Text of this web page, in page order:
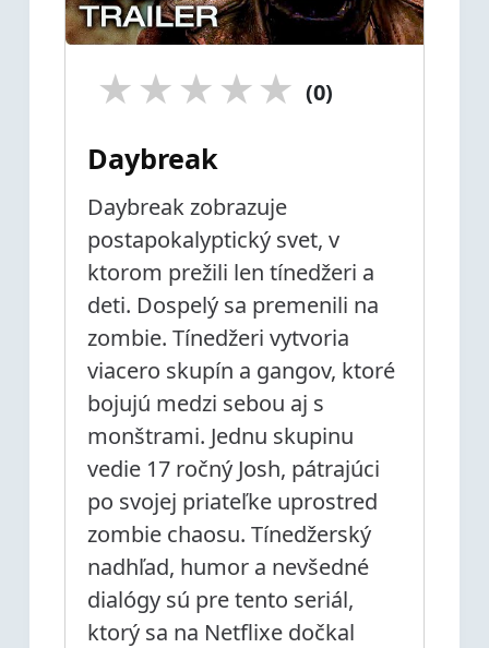
★
★
★
★
★ (0)
Daybreak
Daybreak zobrazuje
postapokalyptický svet, v
ktorom prežili len tínedžeri a
deti. Dospelý sa premenili na
zombie. Tínedžeri vytvoria
viacero skupín a gangov, ktoré
bojujú medzi sebou aj s
monštrami. Jednu skupinu
vedie 17 ročný Josh, pátrajúci
po svojej priateľke uprostred
zombie chaosu. Tínedžerský
nadhľad, humor a nevšedné
dialógy sú pre tento seriál,
ktorý sa na Netflixe dočkal